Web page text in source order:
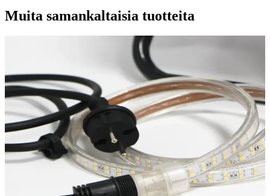
Muita samankaltaisia tuotteita